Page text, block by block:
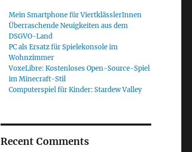
Mein Smartphone für ViertklässlerInnen
Überraschende Neuigkeiten aus dem
DSGVO-Land
PC als Ersatz für Spielekonsole im
Wohnzimmer
VoxeLibre: Kostenloses Open-Source-Spiel
im Minecraft-Stil
Computerspiel für Kinder: Stardew Valley
Recent Comments